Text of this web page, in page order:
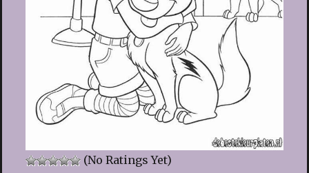
(No Ratings Yet)